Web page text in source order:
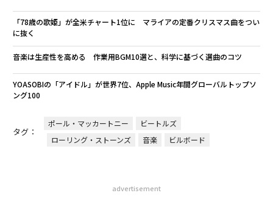
「78歳の歌姫」が全米チャート1位に マライアの定番クリスマス曲をつい
に抜く
音楽は生産性を高める 作業用BGM10選と、科学に基づく選曲のコツ
YOASOBIの「アイドル」が世界7位、Apple Music年間グローバルトップソ
ング100
タグ：
ポール・マッカートニー
ビートルズ
ローリング・ストーンズ
音楽 ビルボード
advertisement